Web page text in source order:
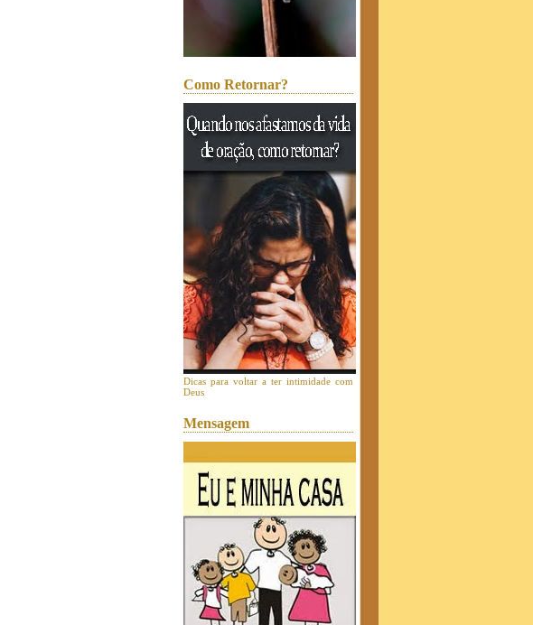
Como Retornar?
Dicas para voltar a ter intimidade com
Deus
Mensagem